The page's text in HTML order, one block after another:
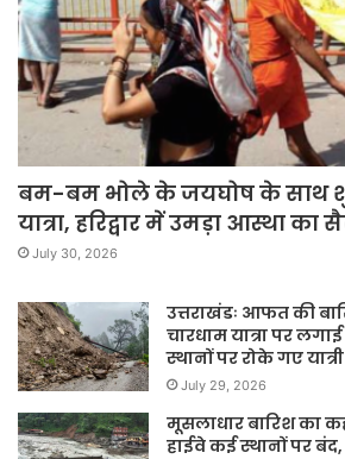
बम-बम भोले के जयघोष के साथ
यात्रा, हरिद्वार में उमड़ा आस्था का
July 30, 2026
उत्तराखंडः आफत की
चारधाम यात्रा पर
स्थानों पर रोके गए यात्री
July 29, 2026
मूसलाधार बारिश का
हाईवे कई स्थानों पर बंद,